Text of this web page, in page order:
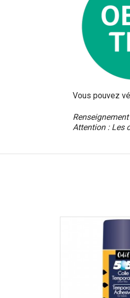
Vous pouvez
Attention : Les